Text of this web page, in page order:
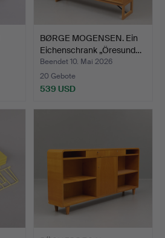
BØRGE MOGENSEN. Ein
Eichenschrank „Öresund…
Beendet 10. Mai 2026
20 Gebote
539 USD